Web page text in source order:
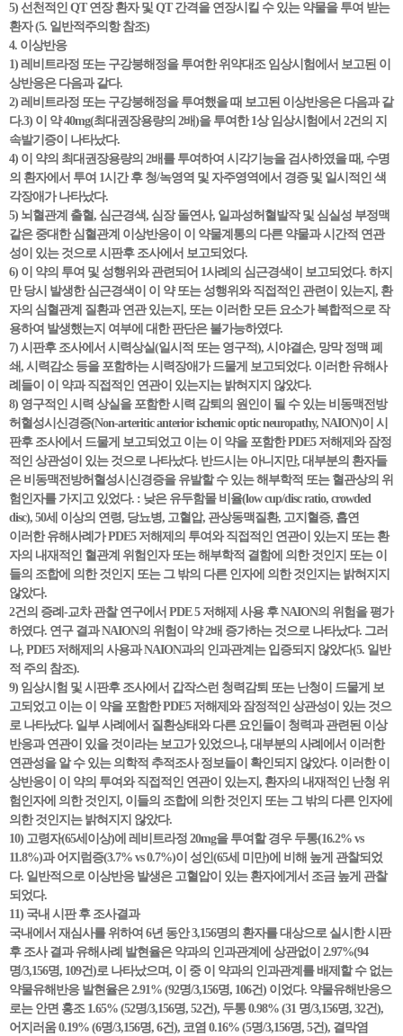
5) 선천적인 QT 연장 환자 및 QT 간격을 연장시킬 수 있는 약물을 투여 받는
환자 (5. 일반적주의항 참조)
4. 이상반응
1) 레비트라정 또는 구강붕해정을 투여한 위약대조 임상시험에서 보고된 이
상반응은 다음과 같다.
2) 레비트라정 또는 구강붕해정을 투여했을 때 보고된 이상반응은 다음과 같
다.3) 이 약 40mg(최대권장용량의 2배)을 투여한 1상 임상시험에서 2건의 지
속발기증이 나타났다.
4) 이 약의 최대권장용량의 2배를 투여하여 시각기능을 검사하였을 때, 수명
의 환자에서 투여 1시간 후 청/녹영역 및 자주영역에서 경증 및 일시적인 색
각장애가 나타났다.
5) 뇌혈관계 출혈, 심근경색, 심장 돌연사, 일과성허혈발작 및 심실성 부정맥
같은 중대한 심혈관계 이상반응이 이 약물계통의 다른 약물과 시간적 연관
성이 있는 것으로 시판후 조사에서 보고되었다.
6) 이 약의 투여 및 성행위와 관련되어 1사례의 심근경색이 보고되었다. 하지
만 당시 발생한 심근경색이 이 약 또는 성행위와 직접적인 관련이 있는지, 환
자의 심혈관계 질환과 연관 있는지, 또는 이러한 모든 요소가 복합적으로 작
용하여 발생했는지 여부에 대한 판단은 불가능하였다.
7) 시판후 조사에서 시력상실(일시적 또는 영구적), 시야결손, 망막 정맥 폐
쇄, 시력감소 등을 포함하는 시력장애가 드물게 보고되었다. 이러한 유해사
례들이 이 약과 직접적인 연관이 있는지는 밝혀지지 않았다.
8) 영구적인 시력 상실을 포함한 시력 감퇴의 원인이 될 수 있는 비동맥전방
허혈성시신경증(Non-arteritic anterior ischemic optic neuropathy, NAION)이 시
판후 조사에서 드물게 보고되었고 이는 이 약을 포함한 PDE5 저해제와 잠정
적인 상관성이 있는 것으로 나타났다. 반드시는 아니지만, 대부분의 환자들
은 비동맥전방허혈성시신경증을 유발할 수 있는 해부학적 또는 혈관상의 위
험인자를 가지고 있었다. : 낮은 유두함몰 비율(low cup/disc ratio, crowded
disc), 50세 이상의 연령, 당뇨병, 고혈압, 관상동맥질환, 고지혈증, 흡연
이러한 유해사례가 PDE5 저해제의 투여와 직접적인 연관이 있는지 또는 환
자의 내재적인 혈관계 위험인자 또는 해부학적 결함에 의한 것인지 또는 이
들의 조합에 의한 것인지 또는 그 밖의 다른 인자에 의한 것인지는 밝혀지지
않았다.
2건의 증례-교차 관찰 연구에서 PDE 5 저해제 사용 후 NAION의 위험을 평가
하였다. 연구 결과 NAION의 위험이 약 2배 증가하는 것으로 나타났다. 그러
나, PDE5 저해제의 사용과 NAION과의 인과관계는 입증되지 않았다(5. 일반
적 주의 참조).
9) 임상시험 및 시판후 조사에서 갑작스런 청력감퇴 또는 난청이 드물게 보
고되었고 이는 이 약을 포함한 PDE5 저해제와 잠정적인 상관성이 있는 것으
로 나타났다. 일부 사례에서 질환상태와 다른 요인들이 청력과 관련된 이상
반응과 연관이 있을 것이라는 보고가 있었으나, 대부분의 사례에서 이러한
연관성을 알 수 있는 의학적 추적조사 정보들이 확인되지 않았다. 이러한 이
상반응이 이 약의 투여와 직접적인 연관이 있는지, 환자의 내재적인 난청 위
험인자에 의한 것인지, 이들의 조합에 의한 것인지 또는 그 밖의 다른 인자에
의한 것인지는 밝혀지지 않았다.
10) 고령자(65세이상)에 레비트라정 20mg을 투여할 경우 두통(16.2% vs
11.8%)과 어지럼증(3.7% vs 0.7%)이 성인(65세 미만)에 비해 높게 관찰되었
다. 일반적으로 이상반응 발생은 고혈압이 있는 환자에게서 조금 높게 관찰
되었다.
11) 국내 시판 후 조사결과
국내에서 재심사를 위하여 6년 동안 3,156명의 환자를 대상으로 실시한 시판
후 조사 결과 유해사례 발현율은 약과의 인과관계에 상관없이 2.97%(94
명/3,156명, 109건)로 나타났으며, 이 중 이 약과의 인과관계를 배제할 수 없는
약물유해반응 발현율은 2.91% (92명/3,156명, 106건) 이었다. 약물유해반응으
로는 안면 홍조 1.65% (52명/3,156명, 52건), 두통 0.98% (31 명/3,156명, 32건),
어지러움 0.19% (6명/3,156명, 6건), 코염 0.16% (5명/3,156명, 5건), 결막염